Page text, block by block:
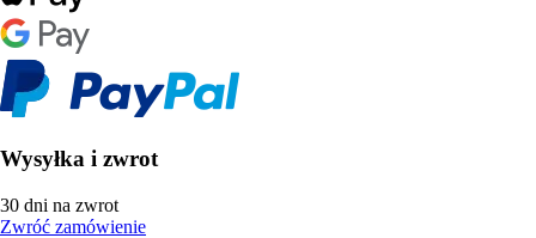
Wysyłka i zwrot
30 dni na zwrot
Zwróć zamówienie